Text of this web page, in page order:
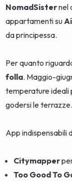
NomadSisternel
appartamenti su
da principessa.
Per quanto
folla. Maggio-
temperature ideali
godersi le terrazze.
App indispensabili
Citymapper
Too Good To